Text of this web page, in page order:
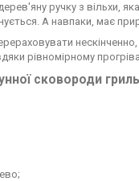
ручку з вільхи,
А навпаки, має
рівномірному
сковороди